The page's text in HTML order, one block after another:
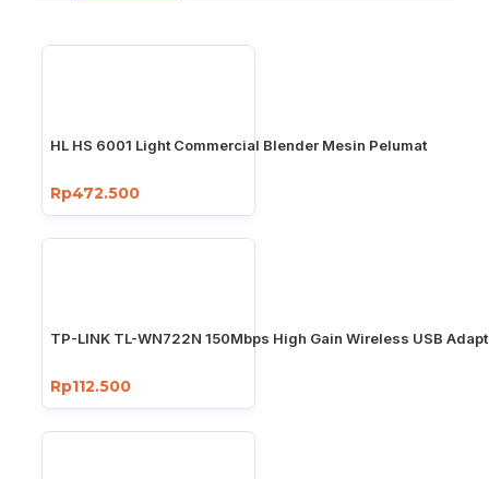
HL HS 6001 Light Commercial Blender Mesin Pelumat
Rp472.500
TP-LINK TL-WN722N 150Mbps High Gain Wireless USB
Rp112.500